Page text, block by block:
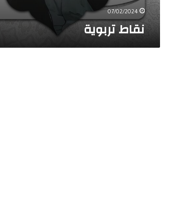
07/02/2024
نقاط تربوية